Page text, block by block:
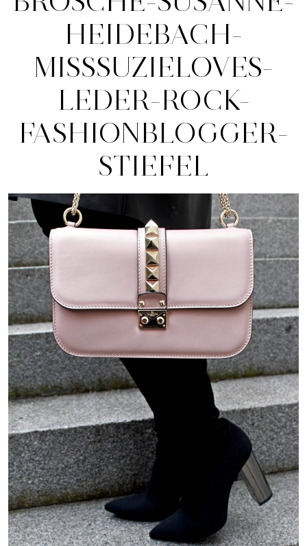
HEIDEBACH-
MISSSUZIELOVES-
LEDER-ROCK-
FASHIONBLOGGER-
STIEFEL